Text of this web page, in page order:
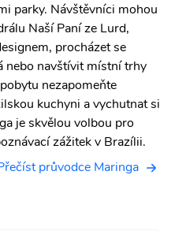
parky. Návštěvníci mohou
Naší Paní ze Lurd,
procházet se
nebo navštívit místní trhy
nezapomeňte
kuchyni a vychutnat si
je skvělou volbou pro
zážitek v Brazílii.
průvodce Maringa